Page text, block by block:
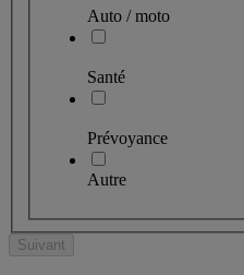
Auto / moto
Santé
Prévoyance
Autre
Suivant